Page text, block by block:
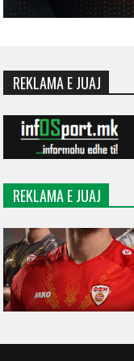
REKLAMA E JUAJ
REKLAMA E JUAJ